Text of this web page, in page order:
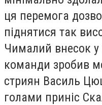
ця перемога
піднятися так
Чималий внесок у
команди зробив
стриян Василь
голами приніс